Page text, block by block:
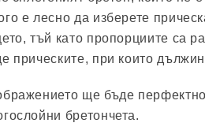
е лесно да изберете
тъй като пропорциите са
прическите, при които
ще бъде
бретончета.